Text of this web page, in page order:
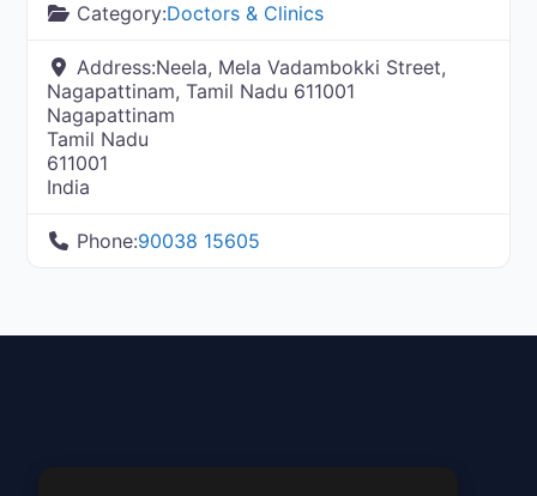
Category:Doctors & Clinics
Address:Neela, Mela Vadambokki Street,
Nagapattinam, Tamil Nadu 611001
Nagapattinam
Tamil Nadu
611001
India
Phone:90038 15605